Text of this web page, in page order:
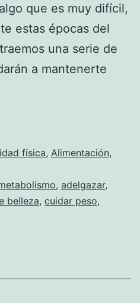
que es muy difícil,
estas épocas del
una serie de
a mantenerte
física, Alimentación,
, adelgazar,
belleza, cuidar peso,